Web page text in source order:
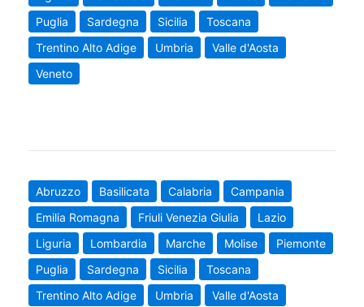
Puglia
Sardegna Sicilia
Toscana
Trentino Alto Adige
Umbria
Valle d'Aosta
Veneto
Abruzzo Basilicata Calabria
Campania
Emilia Romagna
Friuli Venezia Giulia
Lazio
Liguria
Lombardia Marche Molise
Piemonte
Puglia
Sardegna Sicilia
Toscana
Trentino Alto Adige
Umbria
Valle d'Aosta